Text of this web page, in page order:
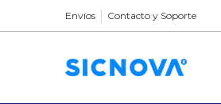
Envíos Contacto y Soporte